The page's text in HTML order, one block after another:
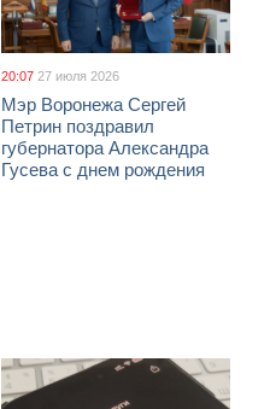
20:07 27 июля 2026
Мэр Воронежа Сергей
Петрин поздравил
губернатора Александра
Гусева с днем рождения